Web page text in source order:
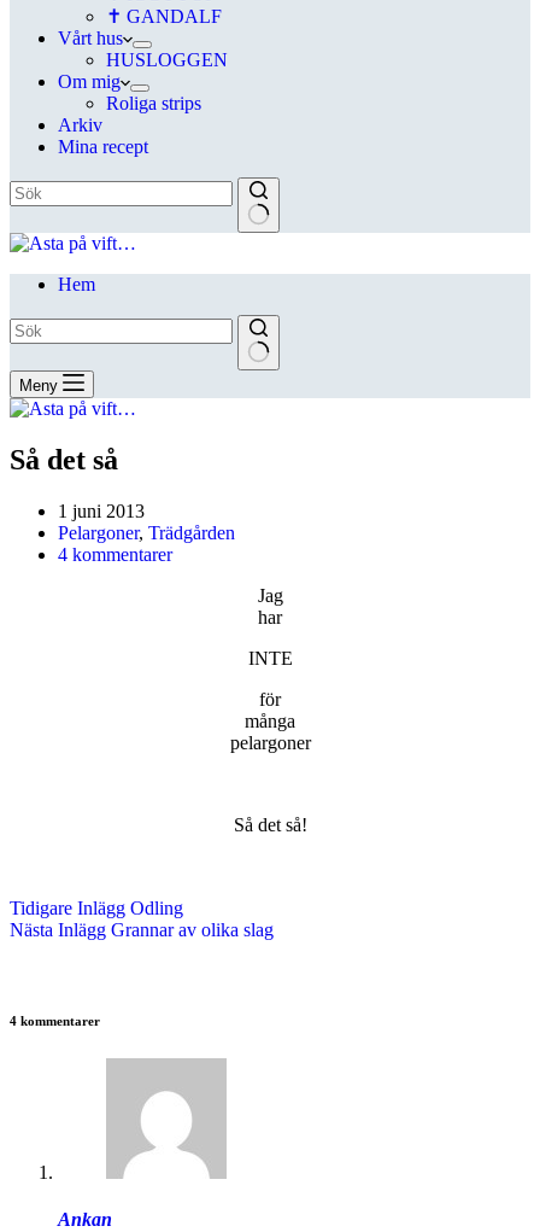
✝ GANDALF
Vårt hus
HUSLOGGEN
Om mig
Roliga strips
Arkiv
Mina recept
Hem
Meny
Så det så
1 juni 2013
Pelargoner, Trädgården
4 kommentarer
Jag
har
INTE
för
många
pelargoner
Så det så!
Tidigare Inlägg Odling
Nästa Inlägg Grannar av olika slag
4 kommentarer
Ankan